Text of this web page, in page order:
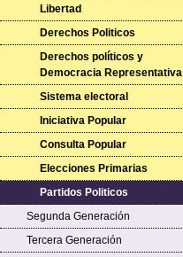
Libertad
Derechos Politicos
Derechos políticos y
Democracia Representativa
Sistema electoral
Iniciativa Popular
Consulta Popular
Elecciones Primarias
Partidos Politicos
Segunda Generación
Tercera Generación